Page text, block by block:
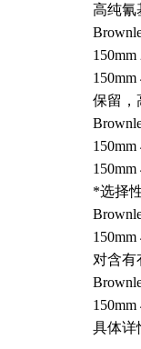
高纯氰
保留，
*选择
对含有
具体详